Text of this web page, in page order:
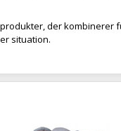
der kombinerer
situation.